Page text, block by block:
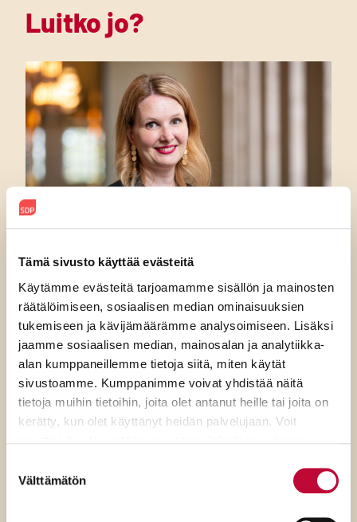
Tämä sivusto käyttää evästeitä
Käytämme evästeitä tarjoamamme sisällön ja mainosten
räätälöimiseen, sosiaalisen median ominaisuuksien
tukemiseen ja kävijämäärämme analysoimiseen. Lisäksi
jaamme sosiaalisen median, mainosalan ja analytiikka-
alan kumppaneillemme tietoja siitä, miten käytät
sivustoamme. Kumppanimme voivat yhdistää näitä
tietoja muihin tietoihin, joita olet antanut heille tai joita on
kerätty, kun olet käyttänyt heidän palvelujaan. Voit
valinta
Välttämätön
Luitko jo?
7.8.2026
SDP:n Piritta Rantanen:
Sikaruton torjunnassa
ratkaisevat oikea tieto,
avoimuus ja selkeät ohjeet